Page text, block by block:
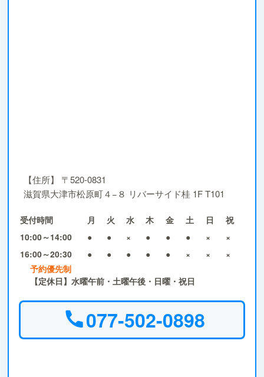
【住所】
〒520-0831
滋賀県大津市松原町４−８ リバーサイド桂 1F T101
受付時間 月 火 水 木 金 土 日
祝
10:00～14:00
● ● × ● ● ● ×
×
16:00～20:30
● ● ● ● ● × ×
×
予約優先制
【定休日】水曜午前・土曜午後・日曜・祝日
077-502-0898